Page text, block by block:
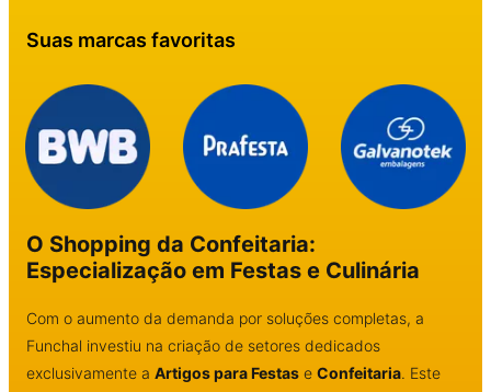
Suas marcas favoritas
O Shopping da Confeitaria:
Especialização em Festas e Culinária
Com o aumento da demanda por soluções completas, a
Funchal investiu na criação de setores dedicados
exclusivamente a Artigos para Festas e Confeitaria. Este